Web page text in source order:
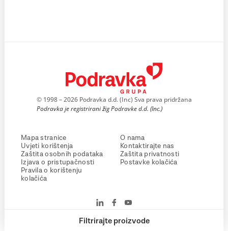
Filtrirajte proizvode
© 1998 – 2026 Podravka d.d. (Inc) Sva prava pridržana
Podravka je registrirani žig Podravke d.d. (Inc.)
Mapa stranice
Uvjeti korištenja
Zaštita osobnih podataka
Izjava o pristupačnosti
Pravila o korištenju
kolačića
O nama
Kontaktirajte nas
Zaštita privatnosti
Postavke kolačića